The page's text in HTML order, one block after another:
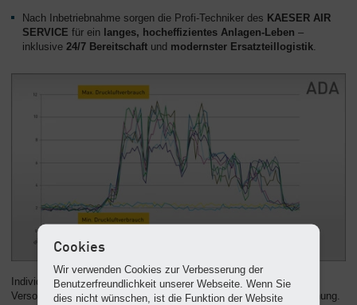
Nach Inbetriebnahme sorgen die Profi-Techniker des KAESER AIR
SERVICE für ein langes, hocheffizientes Anlagen-Leben –
inklusive 24/7 Bereitschaft und modernster Ersatzteillogistik
Individuelles Sicherheitskonzept: Wir tragen der Betriebs- und
Versorgungssicherheit schon im frühesten Planungsstadium Rechnung.
Cookies
Wir verwenden Cookies zur Verbesserung der
Benutzerfreundlichkeit unserer Webseite. Wenn Sie
dies nicht wünschen, ist die Funktion der Website